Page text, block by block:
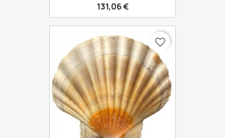
131,06 €
favorite_border